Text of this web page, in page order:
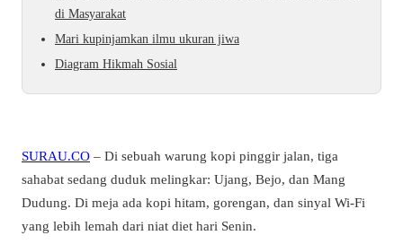
di Masyarakat
Mari kupinjamkan ilmu ukuran jiwa
Diagram Hikmah Sosial
SURAU.CO – Di sebuah warung kopi pinggir jalan, tiga
sahabat sedang duduk melingkar: Ujang, Bejo, dan Mang
Dudung. Di meja ada kopi hitam, gorengan, dan sinyal Wi-Fi
yang lebih lemah dari niat diet hari Senin.